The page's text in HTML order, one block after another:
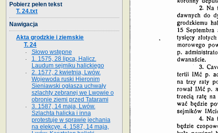
Pobierz pełen tekst
T. 24.txt
Nawigacja
Akta grodzkie i ziemskie
T. 24
Słowo wstępne
1. 1575, 28 lipca, Halicz.
Laudum sejmiku halickiego
2. 1577, 2 kwietnia, Lwów.
Wojewoda ruski Hieronim
Sieniawski ogłasza uchwały
szlachty zebranej we Lwowie o
obronie ziemi przed Tatarami
3. 1587, 14 maja, Lwów.
Szlachta halicka i inna
protestuje w sprawie jechania
na elekcyę. 4. 1587, 14 maja,